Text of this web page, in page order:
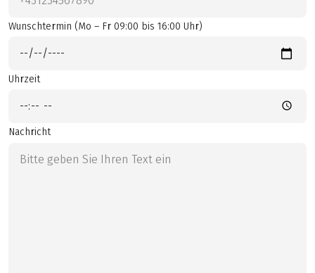
Wunschtermin (Mo – Fr 09:00 bis 16:00 Uhr)
Uhrzeit
Nachricht